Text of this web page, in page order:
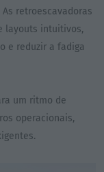
retroescavadoras
layouts intuitivos,
e reduzir a fadiga
um ritmo de
operacionais,